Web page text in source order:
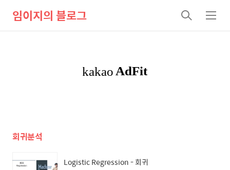
임이지의 블로그
검
색
메
뉴
회귀분석
Logistic Regression - 회귀